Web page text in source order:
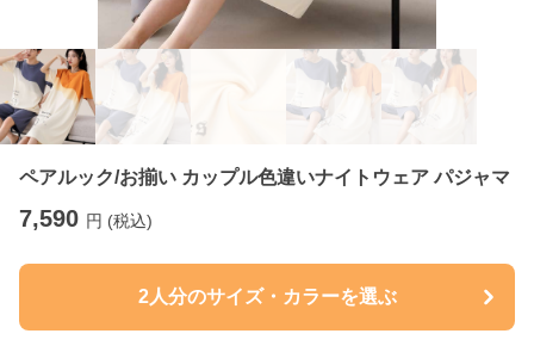
ペアルック/お揃い カップル色違いナイトウェア パジャマ
7,590 円 (税込)
2人分のサイズ・カラーを選ぶ